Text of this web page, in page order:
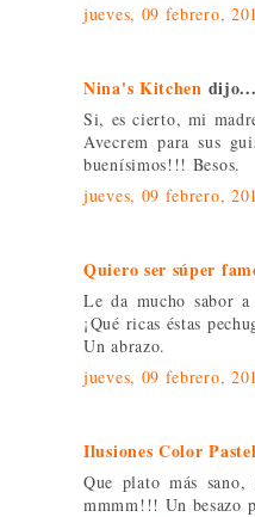
jueves, 09 febrero,
Nina's Kitchen dijo...
Si, es cierto, mi
Avecrem para sus
buenísimos!!! Besos.
jueves, 09 febrero,
Quiero ser súper
Le da mucho sabor
¡Qué ricas éstas
Un abrazo.
jueves, 09 febrero,
Ilusiones Color Pastel
Que plato más
mmmm!!! Un besazo